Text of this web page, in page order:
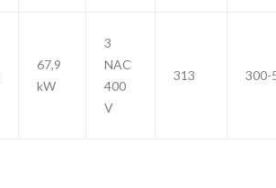
67,9
kW
3
NAC
400
V
313 300-